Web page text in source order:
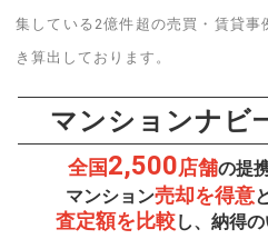
集している2億件超の売買・賃貸
き算出しております。
マンションナビ
全国2,500店舗の提
マンション売却を得意
査定額を比較し、納得